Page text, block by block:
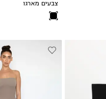
צבעים מארגו